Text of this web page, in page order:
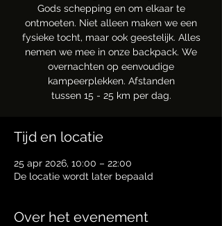
Gods schepping en om elkaar te
ontmoeten. Niet alleen maken we een
fysieke tocht, maar ook geestelijk. Alles
nemen we mee in onze backpack. We
overnachten op eenvoudige
kampeerplekken. Afstanden
tussen 15 - 25 km per dag.
Tijd en locatie
25 apr 2026, 10:00 – 22:00
De locatie wordt later bepaald
Over het evenement